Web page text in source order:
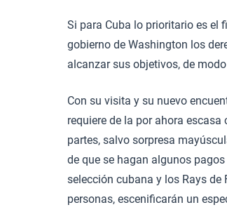
Si para Cuba lo prioritario es el
gobierno de Washington los
alcanzar sus objetivos, de
Con su visita y su nuevo
requiere de la por ahora
partes, salvo sorpresa
de que se hagan algunos
selección cubana y los Rays
personas, escenificarán un